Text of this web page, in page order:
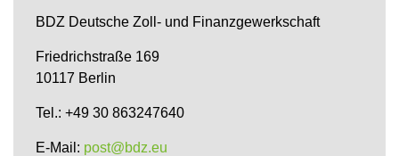
BDZ Deutsche Zoll- und Finanzgewerkschaft
Friedrichstraße 169
10117 Berlin
Tel.: +49 30 863247640
E-Mail: post@bdz.eu